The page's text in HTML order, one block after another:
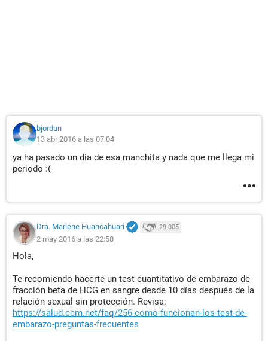
bjordan
13 abr 2016 a las 07:04
ya ha pasado un dia de esa manchita y nada que me llega mi
periodo :(
Dra. Marlene Huancahuari 29.005
2 may 2016 a las 22:58
Hola,
Te recomiendo hacerte un test cuantitativo de embarazo de
fracción beta de HCG en sangre desde 10 días después de la
relación sexual sin protección. Revisa:
https://salud.ccm.net/faq/256-como-funcionan-los-test-de-
embarazo-preguntas-frecuentes